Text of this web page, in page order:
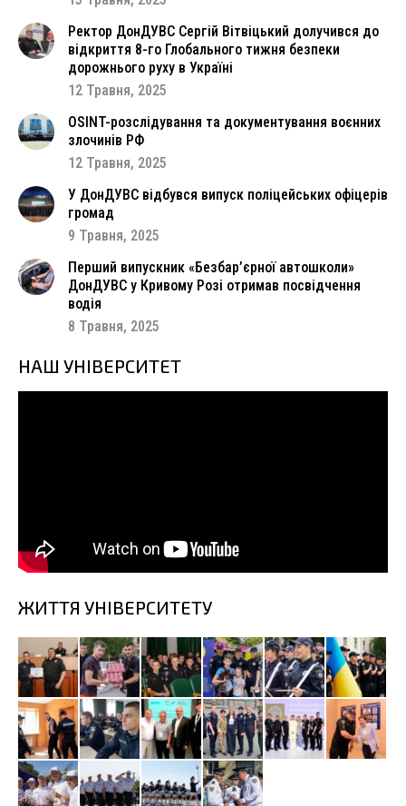
Ректор ДонДУВС Сергій Вітвіцький долучився до
відкриття 8-го Глобального тижня безпеки
дорожнього руху в Україні
12 Травня, 2025
OSINT-розслідування та документування воєнних
злочинів РФ
12 Травня, 2025
У ДонДУВС відбувся випуск поліцейських офіцерів
громад
9 Травня, 2025
Перший випускник «Безбар’єрної автошколи»
ДонДУВС у Кривому Розі отримав посвідчення
водія
8 Травня, 2025
НАШ УНІВЕРСИТЕТ
ЖИТТЯ УНІВЕРСИТЕТУ